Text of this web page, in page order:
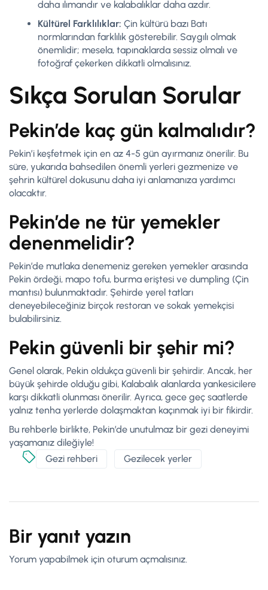
daha ılımandır ve kalabalıklar daha azdır.
Kültürel Farklılıklar: Çin kültürü bazı Batı
normlarından farklılık gösterebilir. Saygılı olmak
önemlidir; mesela, tapınaklarda sessiz olmalı ve
fotoğraf çekerken dikkatli olmalısınız.
Sıkça Sorulan Sorular
Pekin’de kaç gün kalmalıdır?
Pekin’i keşfetmek için en az 4-5 gün ayırmanız önerilir. Bu
süre, yukarıda bahsedilen önemli yerleri gezmenize ve
şehrin kültürel dokusunu daha iyi anlamanıza yardımcı
olacaktır.
Pekin’de ne tür yemekler
denenmelidir?
Pekin’de mutlaka denemeniz gereken yemekler arasında
Pekin ördeği, mapo tofu, burma eriştesi ve dumpling (Çin
mantısı) bulunmaktadır. Şehirde yerel tatları
deneyebileceğiniz birçok restoran ve sokak yemekçisi
bulabilirsiniz.
Pekin güvenli bir şehir mi?
Genel olarak, Pekin oldukça güvenli bir şehirdir. Ancak, her
büyük şehirde olduğu gibi, Kalabalık alanlarda yankesicilere
karşı dikkatli olunması önerilir. Ayrıca, gece geç saatlerde
yalnız tenha yerlerde dolaşmaktan kaçınmak iyi bir fikirdir.
Bu rehberle birlikte, Pekin’de unutulmaz bir gezi deneyimi
yaşamanız dileğiyle!
Gezi rehberi
Gezilecek yerler
Bir yanıt yazın
Yorum yapabilmek için oturum açmalısınız.